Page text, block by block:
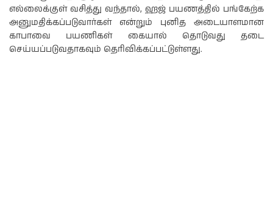
எல்லைக்குள் வசித்து வந்தால், ஹஜ் பயணத்தில் பங்கேற்க
அனுமதிக்கப்படுவார்கள் என்றும் புனித அடையாளமான
காபாவை பயணிகள் கையால் தொடுவது தடை
செய்யப்படுவதாகவும் தெரிவிக்கப்பட்டுள்ளது.